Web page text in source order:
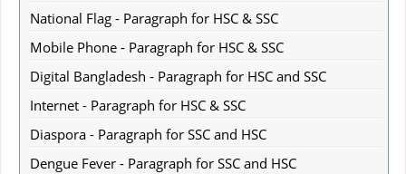
National Flag - Paragraph for HSC & SSC
Mobile Phone - Paragraph for HSC & SSC
Digital Bangladesh - Paragraph for HSC and SSC
Internet - Paragraph for HSC & SSC
Diaspora - Paragraph for SSC and HSC
Dengue Fever - Paragraph for SSC and HSC